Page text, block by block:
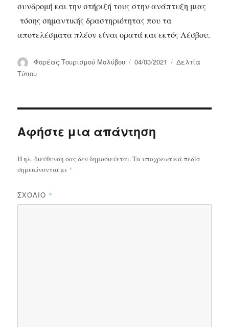
συνδρομή και την στήριξή τους στην ανάπτυξη μιας
τόσης σημαντικής δραστηριότητας που τα
αποτελέσματα πλέον είναι ορατά και εκτός Λέσβου.
Συντάκτης
Φορέας Τουρισμού Μολύβου
Δημοσιεύτηκε
04/03/2021 Κατηγορίες
Δελτία
Τύπου
Αφήστε μια απάντηση
Η ηλ. διεύθυνση σας δεν δημοσιεύεται. Τα υποχρεωτικά πεδία
σημειώνονται με *
ΣΧΌΛΙΟ *